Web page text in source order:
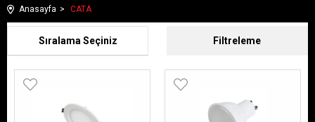
Anasayfa CATA
Filtreleme
Sıralama